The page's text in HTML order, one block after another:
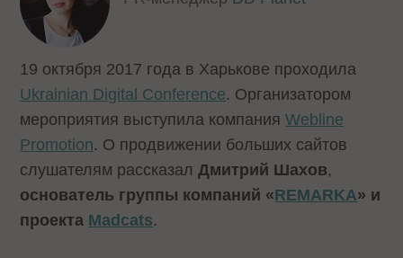
19 октября 2017 года в Харькове проходила
Ukrainian Digital Conference. Организатором
мероприятия выступила компанияWebline
Promotion. О продвижении больших сайтов
слушателям рассказалДмитрий Шахов,
основатель группы компаний «REMARKA» и
проекта Madcats.